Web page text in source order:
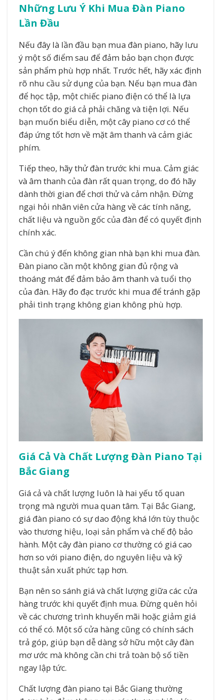
Những Lưu Ý Khi Mua Đàn Piano
Lần Đầu
Nếu đây là lần đầu bạn mua đàn piano, hãy lưu
ý một số điểm sau để đảm bảo bạn chọn được
sản phẩm phù hợp nhất. Trước hết, hãy xác định
rõ nhu cầu sử dụng của bạn. Nếu bạn mua đàn
để học tập, một chiếc piano điện có thể là lựa
chọn tốt do giá cả phải chăng và tiện lợi. Nếu
bạn muốn biểu diễn, một cây piano cơ có thể
đáp ứng tốt hơn về mặt âm thanh và cảm giác
phím.
Tiếp theo, hãy thử đàn trước khi mua. Cảm giác
và âm thanh của đàn rất quan trọng, do đó hãy
dành thời gian để chơi thử và cảm nhận. Đừng
ngại hỏi nhân viên cửa hàng về các tính năng,
chất liệu và nguồn gốc của đàn để có quyết định
chính xác.
Cần chú ý đến không gian nhà bạn khi mua đàn.
Đàn piano cần một không gian đủ rộng và
thoáng mát để đảm bảo âm thanh và tuổi thọ
của đàn. Hãy đo đạc trước khi mua để tránh gặp
phải tình trạng không gian không phù hợp.
Giá Cả Và Chất Lượng Đàn Piano Tại
Bắc Giang
Giá cả và chất lượng luôn là hai yếu tố quan
trọng mà người mua quan tâm. Tại Bắc Giang,
giá đàn piano có sự dao động khá lớn tùy thuộc
vào thương hiệu, loại sản phẩm và chế độ bảo
hành. Một cây đàn piano cơ thường có giá cao
hơn so với piano điện, do nguyên liệu và kỹ
thuật sản xuất phức tạp hơn.
Bạn nên so sánh giá và chất lượng giữa các cửa
hàng trước khi quyết định mua. Đừng quên hỏi
về các chương trình khuyến mãi hoặc giảm giá
có thể có. Một số cửa hàng cũng có chính sách
trả góp, giúp bạn dễ dàng sở hữu một cây đàn
mơ ước mà không cần chi trả toàn bộ số tiền
ngay lập tức.
Chất lượng đàn piano tại Bắc Giang thường